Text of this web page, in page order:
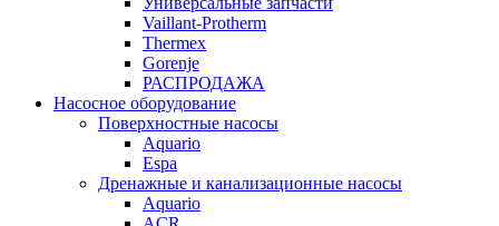
Vaillant-Protherm
Thermex
Gorenje
РАСПРОДАЖА
Насосное оборудование
Поверхностные насосы
Aquario
Espa
Дренажные и канализационные насосы
Aquario